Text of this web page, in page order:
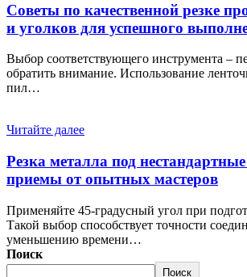
Советы по качественной резке
и уголков для успешного
Выбор соответствующего инструмента –
обратить внимание. Использование
пил…
Читайте далее
Резка металла под
приемы от опытных мастеров
Применяйте 45-градусный угол при
Такой выбор способствует точности
уменьшению времени…
Поиск
Поиск